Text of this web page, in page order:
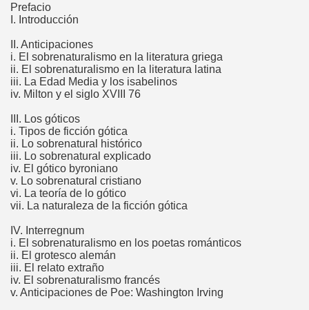
Prefacio
I. Introducción
II. Anticipaciones
i. El sobrenaturalismo en la literatura griega
ii. El sobrenaturalismo en la literatura latina
iii. La Edad Media y los isabelinos
iv. Milton y el siglo XVIII 76
III. Los góticos
i. Tipos de ficción gótica
ii. Lo sobrenatural histórico
iii. Lo sobrenatural explicado
iv. El gótico byroniano
v. Lo sobrenatural cristiano
vi. La teoría de lo gótico
vii. La naturaleza de la ficción gótica
IV. Interregnum
i. El sobrenaturalismo en los poetas románticos
ii. El grotesco alemán
iii. El relato extraño
iv. El sobrenaturalismo francés
v. Anticipaciones de Poe: Washington Irving